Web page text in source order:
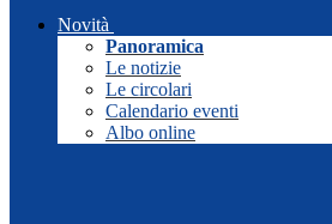
Novità
Panoramica
Le notizie
Le circolari
Calendario eventi
Albo online